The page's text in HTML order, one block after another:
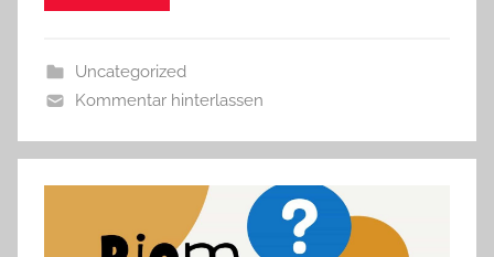
Uncategorized
Kommentar hinterlassen